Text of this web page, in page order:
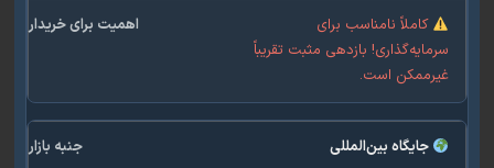
کاملاً نامناسب برای
بازدهی مثبت تقریباً
است.
جایگاه بین‌المللی